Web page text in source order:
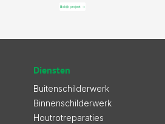
Bekijk project ->
Diensten
Buitenschilderwerk
Binnenschilderwerk
Houtrotreparaties